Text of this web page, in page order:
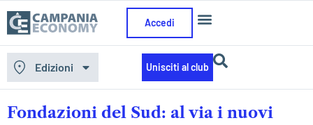
Accedi
Edizioni Unisciti al club
Restrizione contenuto:Utente
abbonato
Fondazioni del Sud: al via i nuovi